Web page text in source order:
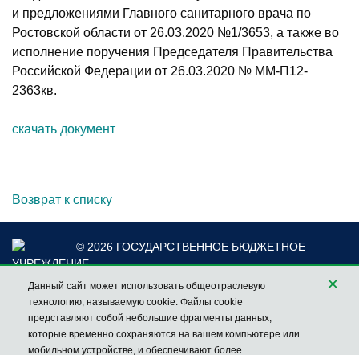
и предложениями Главного санитарного врача по
Ростовской области от 26.03.2020 №1/3653, а также во
исполнение поручения Председателя Правительства
Российской Федерации от 26.03.2020 № ММ-П12-
2363кв.
скачать документ
Возврат к списку
© 2026 ГОСУДАРСТВЕННОЕ БЮДЖЕТНОЕ
УЧРЕЖДЕНИЕ
РОСТОВСКОЙ ОБЛАСТИ «ЦЕНТР ПО ПРОФИЛАКТИКЕ И
БОРЬБЕ СО СПИД»
ГОРЯЧАЯ ЛИНИЯ
по проблеме Вич/СПИД:
8 (863) 210-98-24
НАШ АДРЕС
РОССИЯ, 344116,
РОСТОВ-НА-ДОНУ, УЛ. КУЛАГИНА 7А
Данный сайт может использовать общеотраслевую
технологию, называемую cookie. Файлы cookie
представляют собой небольшие фрагменты данных,
которые временно сохраняются на вашем компьютере или
мобильном устройстве, и обеспечивают более
×